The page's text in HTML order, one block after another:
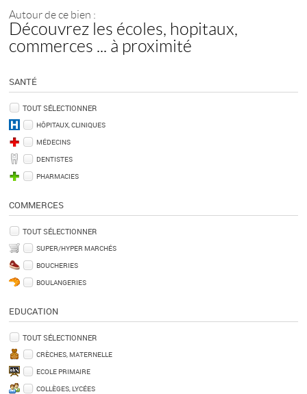
Autour de ce bien :
Découvrez les écoles, hopitaux,
commerces ... à proximité
SANTÉ
TOUT SÉLECTIONNER
HÔPITAUX, CLINIQUES
MÉDECINS
DENTISTES
PHARMACIES
COMMERCES
TOUT SÉLECTIONNER
SUPER/HYPER MARCHÉS
BOUCHERIES
BOULANGERIES
EDUCATION
TOUT SÉLECTIONNER
CRÈCHES, MATERNELLE
ECOLE PRIMAIRE
COLLÈGES, LYCÉES